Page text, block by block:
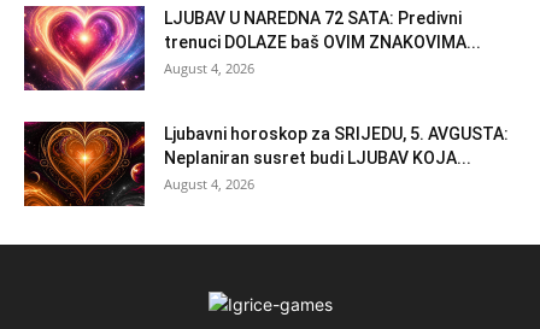
LJUBAV U NAREDNA 72 SATA: Predivni
trenuci DOLAZE baš OVIM ZNAKOVIMA...
August 4, 2026
Ljubavni horoskop za SRIJEDU, 5. AVGUSTA:
Neplaniran susret budi LJUBAV KOJA...
August 4, 2026